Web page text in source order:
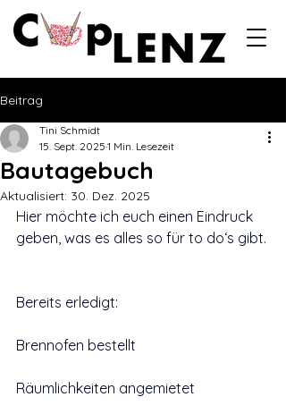
Beitrag
Bautagebuch
Tini Schmidt
15. Sept. 2025 1 Min. Lesezeit
Aktualisiert: 30. Dez. 2025
Hier möchte ich euch einen Eindruck
geben, was es alles so für to do‘s gibt.
Bereits erledigt:
Brennofen bestellt
Räumlichkeiten angemietet